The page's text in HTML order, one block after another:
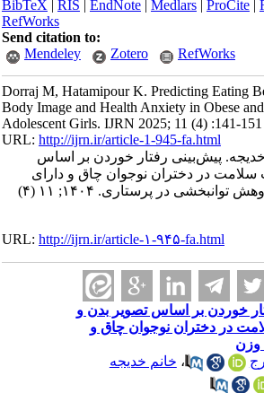
BibTeX|RIS|EndNote|Medlars|ProCite
RefWorks
Send citation to:
Mendeley
Zotero RefWorks
Dorraj M, Hatamipour K. Predicting Eating
Body Image and Health Anxiety in Obese
Adolescent Girls. IJRN 2025; 11 (4) :141-
URL:http://ijrn.ir/article-1-945-fa.html
پیش‌بینی رفتار خوردن بر اساس
در دختران نوجوان چاق و دارای
اضافه وزن. نشریه پژوهش توانبخشی در پرستاری. ۱۴۰۴; ۱۱ (۴)
URL:http://ijrn.ir/article-۱-۹۴۵-fa.html
خوردن بر اساس تصویر بدن و
در دختران نوجوان چاق و
،خانم خدیجه